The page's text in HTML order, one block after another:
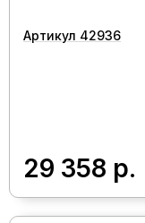
Артикул 42936
29 358 р.